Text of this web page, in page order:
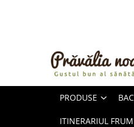
ULEIURI ȘI UNTURI
PRODUSE
ITINERARIUL